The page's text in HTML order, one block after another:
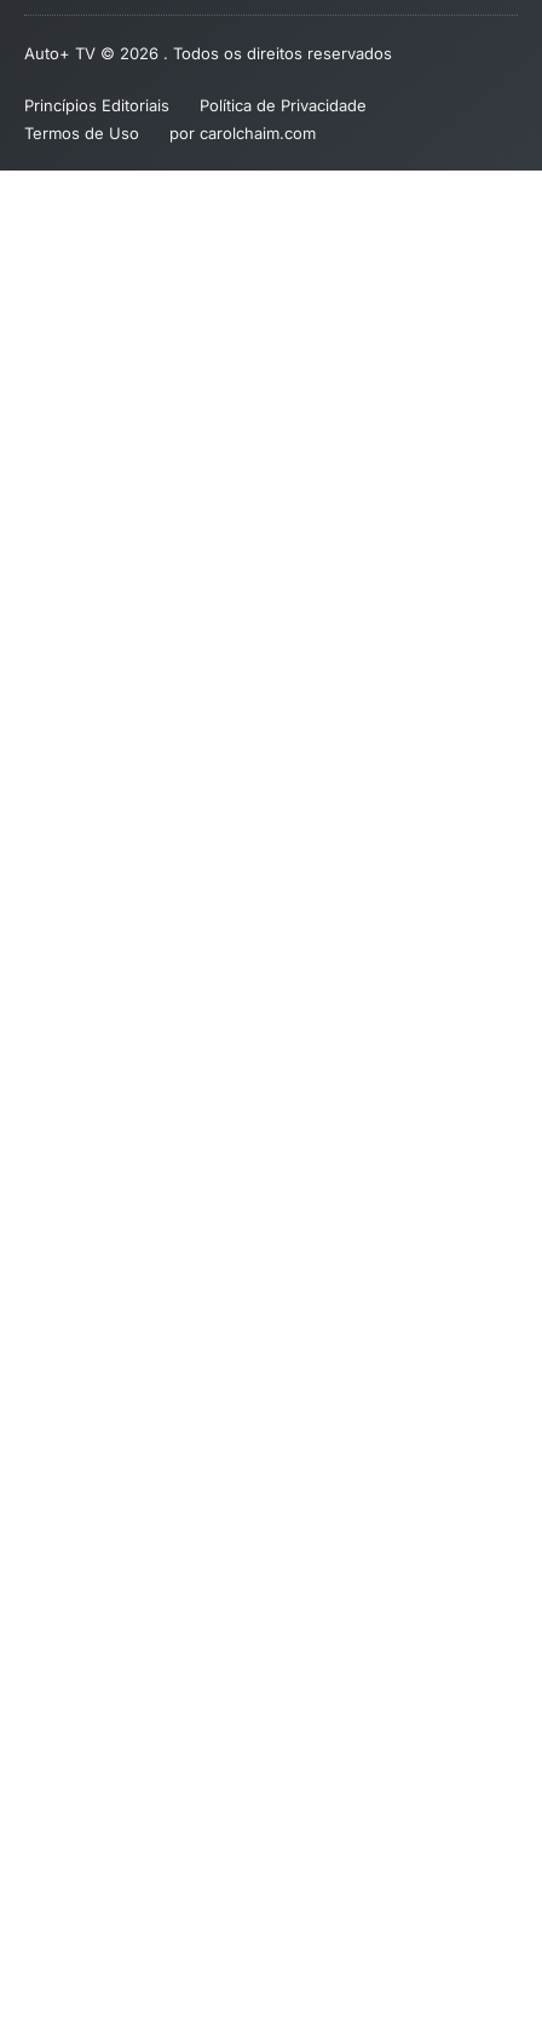
Auto+ TV © 2026 . Todos os direitos reservados
Princípios Editoriais
Política de Privacidade
Termos de Uso
por carolchaim.com